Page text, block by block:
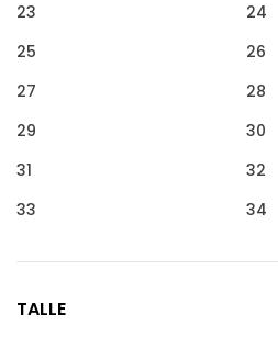
23
24
25
26
27
28
29
30
31
32
33
34
TALLE